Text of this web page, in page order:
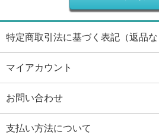
特定商取引法に基づく表記（返品な
マイアカウント
お問い合わせ
支払い方法について